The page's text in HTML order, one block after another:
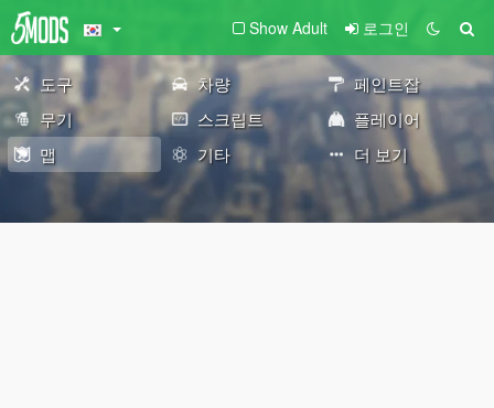
Show Adult 로그인
도구 차량
페인트잡
무기
스크립트
플레이어
맵
기타 더 보기